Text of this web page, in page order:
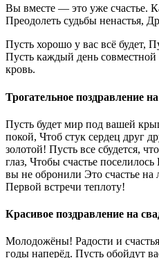
Вы вместе — это уже счастье.
Преодолеть судьбы ненастья,
Пусть хорошо у вас всё будет,
Пусть каждый день
кровь.
Трогательное поздравление
Пусть будет мир под вашей
покой, Чтоб стук сердец друг
золотой! Пусть все сбудется,
глаз, Чтобы счастье
вы не обронили Это счастье на
Первой встречи теплоту!
Красивое поздравление на
Молодожёны! Радости и
годы наперёд. Пусть обойдут